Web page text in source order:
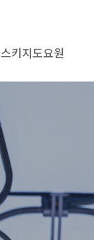
스키지도요원